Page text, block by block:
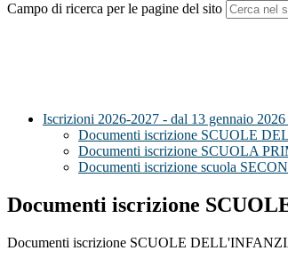
Campo di ricerca per le pagine del sito
Iscrizioni 2026-2027 - dal 13 gennaio
Documenti iscrizione SCUOLE
Documenti iscrizione SCUOLA
Documenti iscrizione scuola
Documenti iscrizione
Documenti iscrizione SCUOLE